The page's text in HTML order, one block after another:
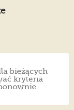
bieżących
kryteria